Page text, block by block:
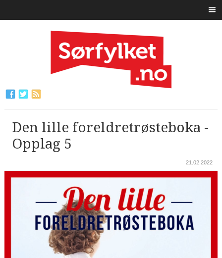
Den lille foreldretrøsteboka -
Opplag 5
21.02.2022